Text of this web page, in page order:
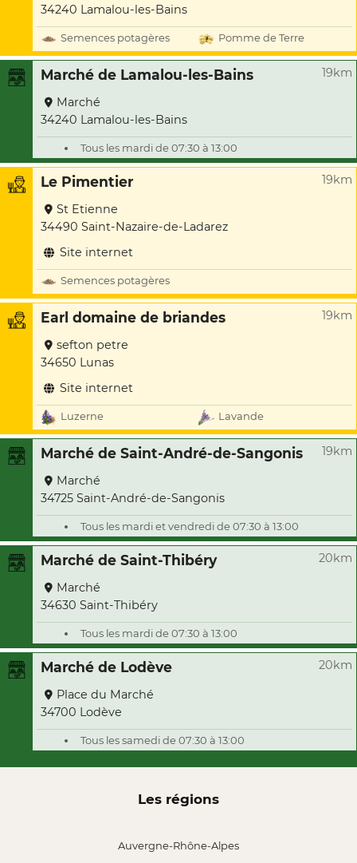
34240 Lamalou-les-Bains
Semences potagères Pomme de Terre
Marché de Lamalou-les-Bains 19km
Marché
34240 Lamalou-les-Bains
Tous les mardi de 07:30 à 13:00
Le Pimentier 19km
St Etienne
34490 Saint-Nazaire-de-Ladarez
Site internet
Semences potagères
Earl domaine de briandes 19km
sefton petre
34650 Lunas
Site internet
Luzerne Lavande
Marché de Saint-André-de-Sangonis 19km
Marché
34725 Saint-André-de-Sangonis
Tous les mardi et vendredi de 07:30 à 13:00
Marché de Saint-Thibéry 20km
Marché
34630 Saint-Thibéry
Tous les mardi de 07:30 à 13:00
Marché de Lodève 20km
Place du Marché
34700 Lodève
Tous les samedi de 07:30 à 13:00
Les régions
Auvergne-Rhône-Alpes